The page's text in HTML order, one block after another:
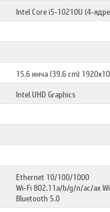
Intel Core i5-10210U (4-
15.6 инча (39.6 cm)
Intel UHD Graphics
Ethernet 10/100/1000
Wi-Fi 802.11a/b/g/n/ac/ax
Bluetooth 5.0